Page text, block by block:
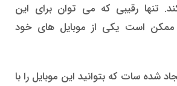
تنها رقیبی که می توان برای این
ممکن است یکی از موبایل های خود
شده سات که بتوانید این موبایل را با